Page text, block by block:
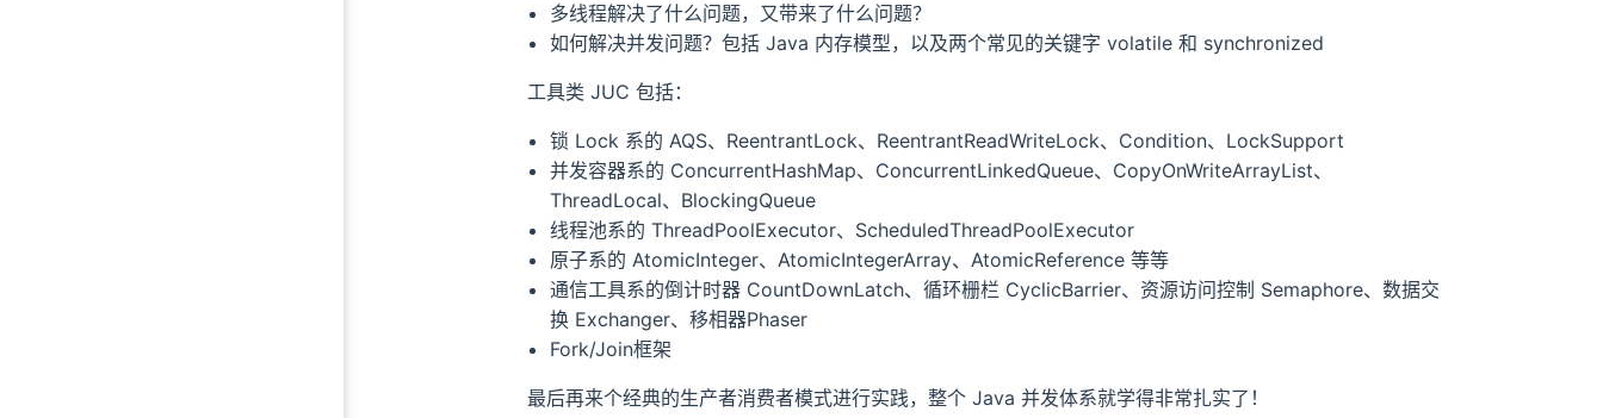
多线程解决了什么问题，又带来了什么问题？
如何解决并发问题？包括 Java 内存模型，以及两个常见的关键字 volatile 和 synchronized
工具类 JUC 包括：
锁 Lock 系的 AQS、ReentrantLock、ReentrantReadWriteLock、Condition、LockSupport
并发容器系的 ConcurrentHashMap、ConcurrentLinkedQueue、CopyOnWriteArrayList、
ThreadLocal、BlockingQueue
线程池系的 ThreadPoolExecutor、ScheduledThreadPoolExecutor
原子系的 AtomicInteger、AtomicIntegerArray、AtomicReference 等等
通信工具系的倒计时器 CountDownLatch、循环栅栏 CyclicBarrier、资源访问控制 Semaphore、数据交
换 Exchanger、移相器Phaser
Fork/Join框架
最后再来个经典的生产者消费者模式进行实践，整个 Java 并发体系就学得非常扎实了！